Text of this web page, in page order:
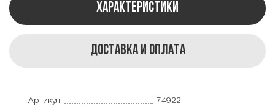
Характеристики
Доставка и оплата
Артикул
74922